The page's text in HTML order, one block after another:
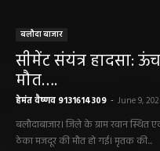
बलौदा बाजार
सीमेंट संयंत्र हादसा:
मौत….
हेमंत वैष्णव 9131614309 - June 9,
बलौदाबाजार। जिले के ग्राम रवान
ठेका मजदूर की मौत हो गई। मृतक की...